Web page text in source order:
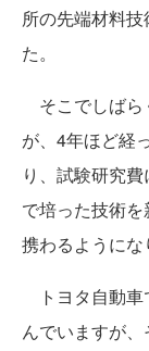
所の先端材料
た。
そこでしばら
が、4年ほど経
り、試験研究
で培った技術
携わるようにな
トヨタ自動車
んでいますが